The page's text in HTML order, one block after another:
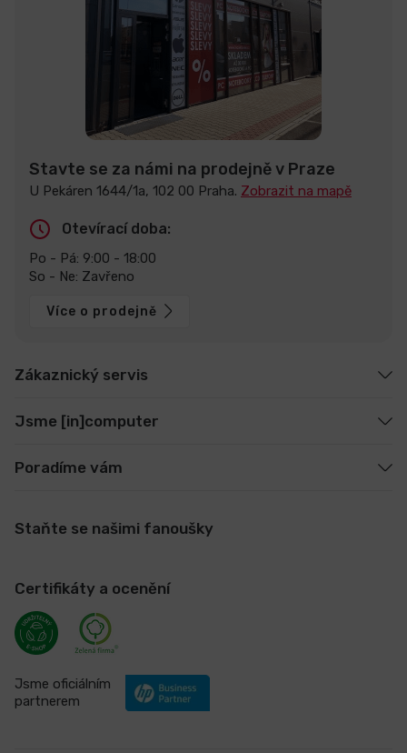
Stavte se za námi na prodejně v Praze
U Pekáren 1644/1a, 102 00 Praha. Zobrazit na mapě
Otevírací doba:
Po - Pá: 9:00 - 18:00
So - Ne: Zavřeno
Více o prodejně
Zákaznický servis
Jsme [in]computer
Poradíme vám
Staňte se našimi fanoušky
Certifikáty a ocenění
Jsme oficiálním
partnerem